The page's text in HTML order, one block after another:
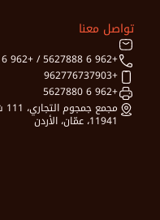
تواصل معنا
+962 6 5627888 / +962 6 5627999
+962776737903
+962 6 5627880
11941، عمّان، الأردن